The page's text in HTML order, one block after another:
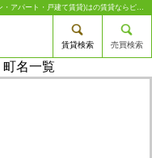
箕面市の町名一覧｜池田駅の賃貸、お部屋探し(賃貸マンション・アパート・戸建て賃貸)はの賃貸ならピタットハウス池田店 株式会社ニチレク
賃貸検索 売買検索
町名一覧